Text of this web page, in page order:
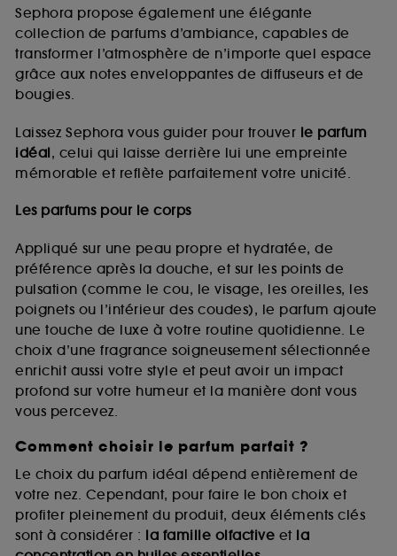
Sephora propose également une élégante
collection de parfums d’ambiance, capables de
transformer l’atmosphère de n’importe quel espace
grâce aux notes enveloppantes de diffuseurs et de
bougies.
Laissez Sephora vous guider pour trouver le parfum
idéal, celui qui laisse derrière lui une empreinte
mémorable et reflète parfaitement votre unicité.
Les parfums pour le corps
Appliqué sur une peau propre et hydratée, de
préférence après la douche, et sur les points de
pulsation (comme le cou, le visage, les oreilles, les
poignets ou l’intérieur des coudes), le parfum ajoute
une touche de luxe à votre routine quotidienne. Le
choix d’une fragrance soigneusement sélectionnée
enrichit aussi votre style et peut avoir un impact
profond sur votre humeur et la manière dont vous
vous percevez.
Comment choisir le parfum parfait ?
Le choix du parfum idéal dépend entièrement de
votre nez. Cependant, pour faire le bon choix et
profiter pleinement du produit, deux éléments clés
sont à considérer : la famille olfactive et la
de vous plaire via des publicités, y compris sur des
sites tiers et sur les réseaux sociaux, sur la base
des pages que vous avez consultées, de votre
navigation, et de l'historique de vos interactions.
d’en améliorer la performance.
Cookies de sécurisation des paiements en ligne :
fraudes aux moyens de paiement et les
usurpations d’identité.
Cookies fonctionnels :il s’agit de cookies
permettant l’affichage et/ou la fourniture de
certaines fonctionnalités du site, tel que les
cookies d’authentification qui sont utilisés afin de
vous faire bénéficier de l’authentification
prolongée vous permettant d’accéder à votre
compte lors de votre prochaine visite sur le site
sans saisir à nouveau votre identifiant et mot de
passe.
A l'exception des cookies techniques, le dépôt et la
lecture de ces traceurs requiert votre accord. Vous
pouvez personnaliser vos choix concernant le dépôt
de ces cookies grâce au bouton "personnaliser mes
choix" ci-dessous ou décider de "tout accepter".
Sephora pourra associer les informations de